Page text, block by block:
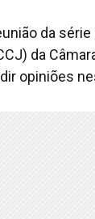
da
da
opiniões